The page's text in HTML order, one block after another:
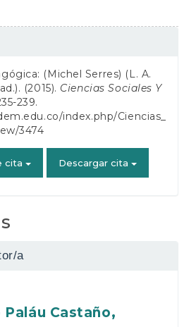
(Michel Serres) (L. A.
(2015). Ciencias Sociales Y
239.
index.php/Ciencias_
3474
cita Descargar cita
a
Castaño,